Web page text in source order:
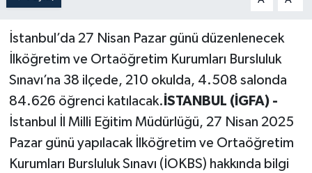
İstanbul’da 27 Nisan Pazar günü düzenlenecek
İlköğretim ve Ortaöğretim Kurumları Bursluluk
Sınavı’na 38 ilçede, 210 okulda, 4.508 salonda
84.626 öğrenci katılacak. İSTANBUL (İGFA) -
İstanbul İl Milli Eğitim Müdürlüğü, 27 Nisan 2025
Pazar günü yapılacak İlköğretim ve Ortaöğretim
Kurumları Bursluluk Sınavı (İOKBS) hakkında bilgi